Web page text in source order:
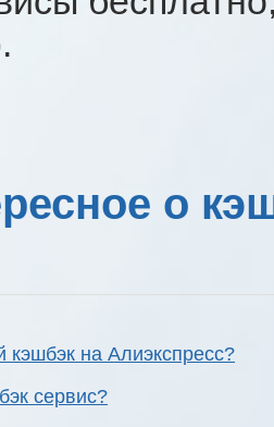
о
кэшбэк на Алиэкспресс?
сервис?